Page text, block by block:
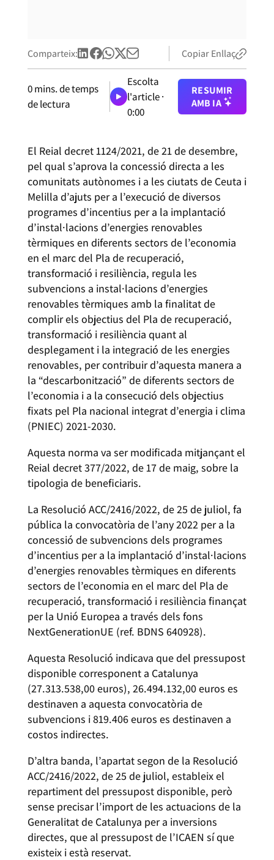
Comparteix: Copiar Enllaç
0mins. de temps
de lectura
Escolta
l'article ·
0:00
RESUMIR
AMB IA
El Reial decret 1124/2021, de 21 de desembre,
pel qual s’aprova la concessió directa a les
comunitats autònomes i a les ciutats de Ceuta i
Melilla d’ajuts per a l’execució de diversos
programes d’incentius per a la implantació
d’instal·lacions d’energies renovables
tèrmiques en diferents sectors de l’economia
en el marc del Pla de recuperació,
transformació i resiliència, regula les
subvencions a instal·lacions d’energies
renovables tèrmiques amb la finalitat de
complir els objectius del Pla de recuperació,
transformació i resiliència quant al
desplegament i la integració de les energies
renovables, per contribuir d’aquesta manera a
la “descarbonització” de diferents sectors de
l’economia i a la consecució dels objectius
fixats pel Pla nacional integrat d’energia i clima
(PNIEC) 2021-2030.
Aquesta norma va ser modificada mitjançant el
Reial decret 377/2022, de 17 de maig, sobre la
tipologia de beneficiaris.
La Resolució ACC/2416/2022, de 25 de juliol, fa
pública la convocatòria de l’any 2022 per a la
concessió de subvencions dels programes
d’incentius per a la implantació d’instal·lacions
d’energies renovables tèrmiques en diferents
sectors de l’economia en el marc del Pla de
recuperació, transformació i resiliència finançat
per la Unió Europea a través dels fons
NextGenerationUE (ref. BDNS 640928).
Aquesta Resolució indicava que del pressupost
disponible corresponent a Catalunya
(27.313.538,00 euros), 26.494.132,00 euros es
destinaven a aquesta convocatòria de
subvencions i 819.406 euros es destinaven a
costos indirectes.
D’altra banda, l’apartat segon de la Resolució
ACC/2416/2022, de 25 de juliol, estableix el
repartiment del pressupost disponible, però
sense precisar l’import de les actuacions de la
Generalitat de Catalunya per a inversions
directes, que al pressupost de l’ICAEN sí que
existeix i està reservat.